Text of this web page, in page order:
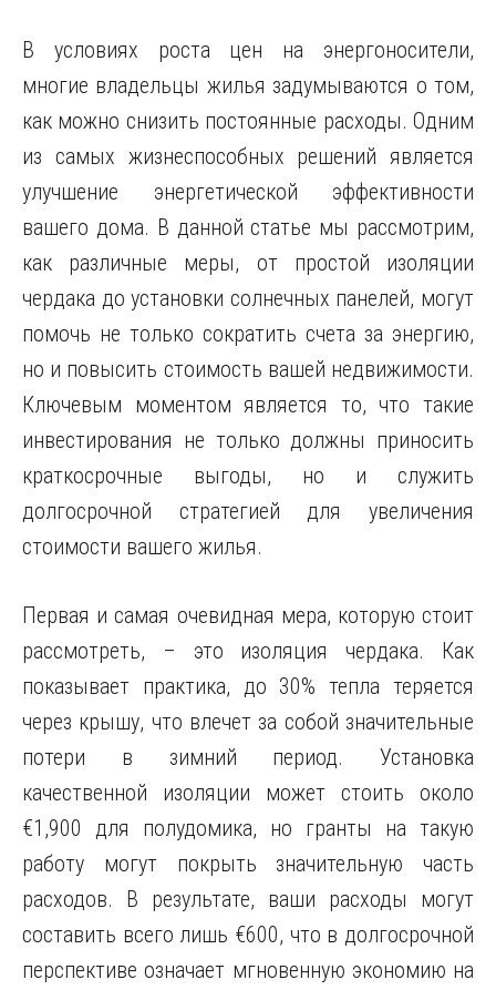
В условиях роста цен на энергоносители,
многие владельцы жилья задумываются о том,
как можно снизить постоянные расходы. Одним
из самых жизнеспособных решений является
улучшение энергетической эффективности
вашего дома. В данной статье мы рассмотрим,
как различные меры, от простой изоляции
чердака до установки солнечных панелей, могут
помочь не только сократить счета за энергию,
но и повысить стоимость вашей недвижимости.
Ключевым моментом является то, что такие
инвестирования не только должны приносить
краткосрочные выгоды, но и служить
долгосрочной стратегией для увеличения
стоимости вашего жилья.
Первая и самая очевидная мера, которую стоит
рассмотреть, – это изоляция чердака. Как
показывает практика, до 30% тепла теряется
через крышу, что влечет за собой значительные
потери в зимний период. Установка
качественной изоляции может стоить около
€1,900 для полудомика, но гранты на такую
работу могут покрыть значительную часть
расходов. В результате, ваши расходы могут
составить всего лишь €600, что в долгосрочной
перспективе означает мгновенную экономию на